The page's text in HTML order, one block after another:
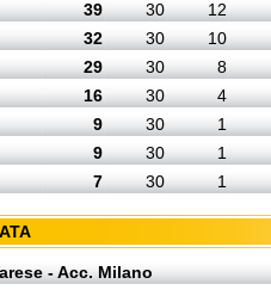
39 30
12
32 30
10
29 30
8
16 30
4
9 30
1
9 30
1
7 30 1
- Acc. Milano